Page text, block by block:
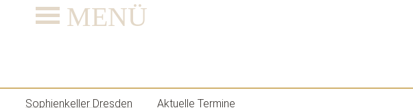
MENÜ
Sophienkeller Dresden Aktuelle Termine